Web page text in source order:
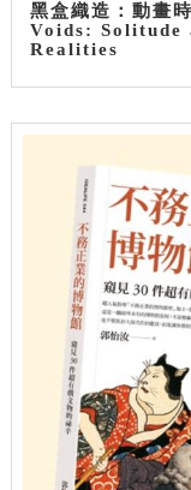
黑盒織造：動畫
Voids: Solitude
Realities